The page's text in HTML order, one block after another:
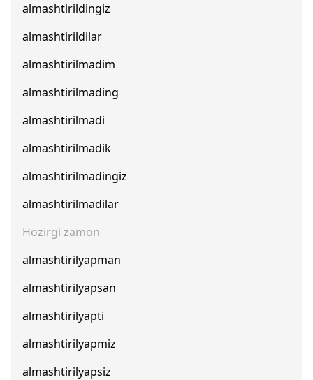
almashtirildingiz
almashtirildilar
almashtirilmadim
almashtirilmading
almashtirilmadi
almashtirilmadik
almashtirilmadingiz
almashtirilmadilar
Hozirgi zamon
almashtirilyapman
almashtirilyapsan
almashtirilyapti
almashtirilyapmiz
almashtirilyapsiz